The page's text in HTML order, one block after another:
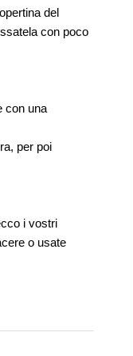
del
con poco
con una
per poi
i vostri
o usate